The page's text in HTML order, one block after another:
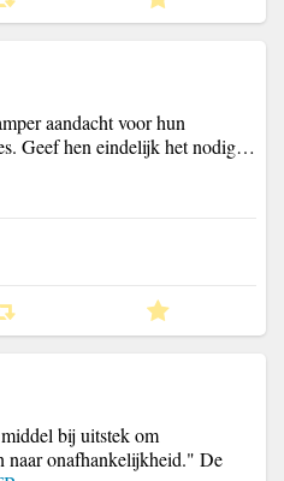
aandacht voor hun
Geef hen eindelijk het nodig…
bij uitstek om
naar onafhankelijkheid." De